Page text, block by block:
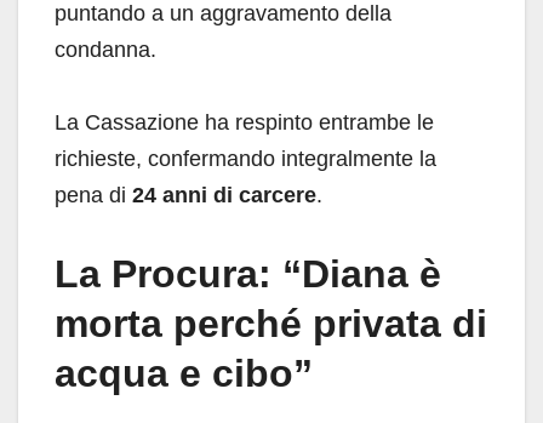
puntando a un aggravamento della
condanna.
La Cassazione ha respinto entrambe le
richieste, confermando integralmente la
pena di 24 anni di carcere.
La Procura: “Diana è
morta perché privata di
acqua e cibo”